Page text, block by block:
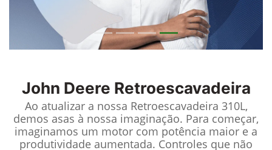
John Deere Retroescavadeira
Ao atualizar a nossa Retroescavadeira 310L,
demos asas à nossa imaginação. Para começar,
imaginamos um motor com potência maior e a
produtividade aumentada. Controles que não